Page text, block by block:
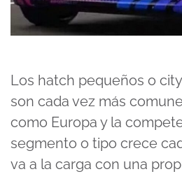
Los hatch pequeños o
son cada vez más
como Europa y la
segmento o tipo crece
va a la carga con una